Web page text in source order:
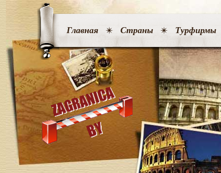
Главная Страны Турфирмы